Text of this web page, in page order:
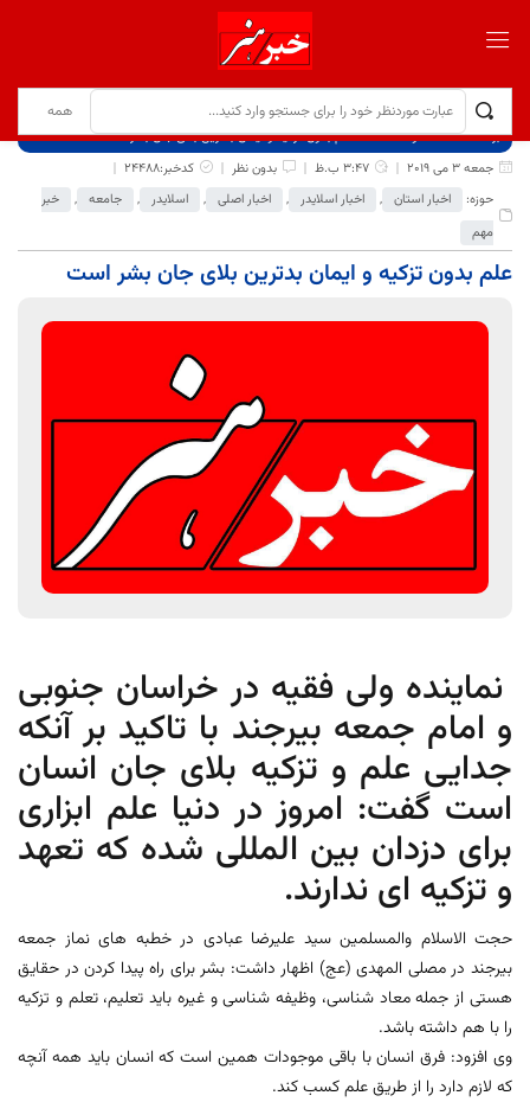
برگ نخست نوشته‌ها
علم بدون تزکیه و ایمان بدترین بلای جان بشر است
جمعه 3 می 2019
3:47 ب.ظ بدون نظر
کدخبر:24488
حوزه:
اخبار استان , اخبار اسلایدر , اخبار اصلی , اسلایدر , جامعه ,
خبر
مهم
علم بدون تزکیه و ایمان بدترین بلای جان بشر است
نماینده ولی فقیه در خراسان جنوبی
و امام جمعه بیرجند با تاکید بر آنکه
جدایی علم و تزکیه بلای جان انسان
است گفت: امروز در دنیا علم ابزاری
برای دزدان بین المللی شده که تعهد
و تزکیه ای ندارند.
حجت الاسلام والمسلمین سید علیرضا عبادی در خطبه های نماز جمعه
بیرجند در مصلی المهدی (عج) اظهار داشت: بشر برای راه پیدا کردن در حقایق
هستی از جمله معاد شناسی، وظیفه شناسی و غیره باید تعلیم، تعلم و تزکیه
را با هم داشته باشد.
وی افزود: فرق انسان با باقی موجودات همین است که انسان باید همه آنچه
که لازم دارد را از طریق علم کسب کند.